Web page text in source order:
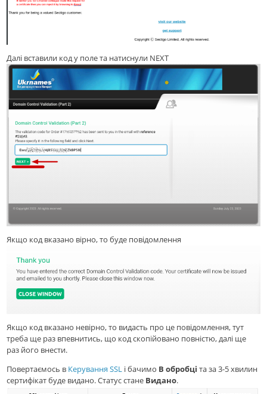
Далі вставили код у поле та натиснули NEXT
Якщо код вказано вірно, то буде повідомлення
Якщо код вказано невірно, то видасть про це повідомлення, тут
треба ще раз впевнитись, що код скопійовано повністю, далі ще
раз його внести.
Повертаємось в Керування SSL і бачимо В обробці та за 3-5 хвилин
сертифікат буде видано. Статус стане Видано.